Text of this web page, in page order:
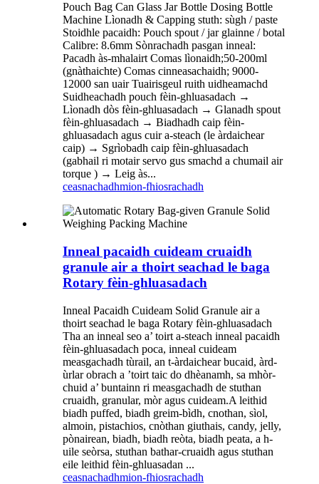
Pouch Bag Can Glass Jar Bottle Dosing Bottle
Machine Lìonadh & Capping stuth: sùgh / paste
Stoidhle pacaidh: Pouch spout / jar glainne / botal
Calibre: 8.6mm Sònrachadh pasgan inneal:
Pacadh às-mhalairt Comas lìonaidh;50-200ml
(gnàthaichte) Comas cinneasachaidh; 9000-
12000 san uair Tuairisgeul ruith uidheamachd
Suidheachadh pouch fèin-ghluasadach →
Lìonadh dòs fèin-ghluasadach → Glanadh spout
fèin-ghluasadach → Biadhadh caip fèin-
ghluasadach agus cuir a-steach (le àrdaichear
caip) → Sgrìobadh caip fèin-ghluasadach
(gabhail ri motair servo gus smachd a chumail air
torque ) → Leig às...
ceasnachadhmion-fhiosrachadh
Inneal pacaidh cuideam cruaidh
granule air a thoirt seachad le baga
Rotary fèin-ghluasadach
Inneal Pacaidh Cuideam Solid Granule air a
thoirt seachad le baga Rotary fèin-ghluasadach
Tha an inneal seo a’ toirt a-steach inneal pacaidh
fèin-ghluasadach poca, inneal cuideam
measgachadh tùrail, an t-àrdaichear bucaid, àrd-
ùrlar obrach a ’toirt taic do dhèanamh, sa mhòr-
chuid a’ buntainn ri measgachadh de stuthan
cruaidh, granular, mòr agus cuideam.A leithid
biadh puffed, biadh greim-bìdh, cnothan, sìol,
almoin, pistachios, cnòthan giuthais, candy, jelly,
pònairean, biadh, biadh reòta, biadh peata, a h-
uile seòrsa, stuthan bathar-cruaidh agus stuthan
eile leithid fèin-ghluasadan ...
ceasnachadhmion-fhiosrachadh